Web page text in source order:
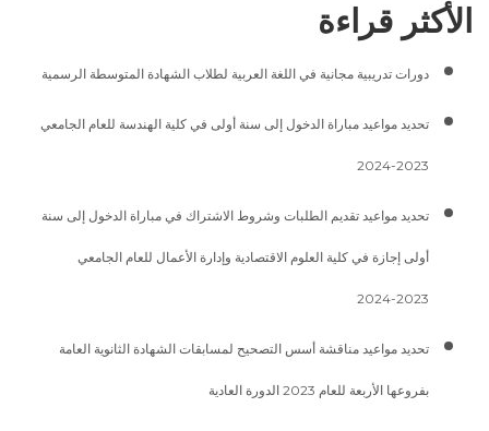
الأكثر قراءة
دورات تدريبية مجانية في اللغة العربية لطلاب الشهادة المتوسطة الرسمية
تحديد مواعيد مباراة الدخول إلى سنة أولى في كلية الهندسة للعام الجامعي
2023-2024
تحديد مواعيد تقديم الطلبات وشروط الاشتراك في مباراة الدخول إلى سنة
أولى إجازة في كلية العلوم الاقتصادية وإدارة الأعمال للعام الجامعي
2023-2024
تحديد مواعيد مناقشة أسس التصحيح لمسابقات الشهادة الثانوية العامة
بفروعها الأربعة للعام 2023 الدورة العادية